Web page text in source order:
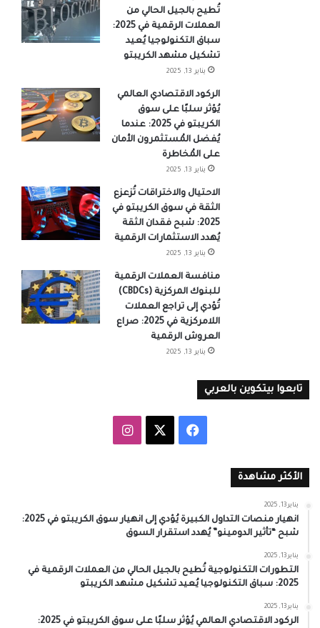
تُطيح بالجيل الحالي من
العملات الرقمية في 2025:
سباق التكنولوجيا يُعيد
تشكيل مشهد الكريبتو
يناير 13, 2025
الركود الاقتصادي العالمي
يُؤثر سلبًا على سوق
الكريبتو في 2025: عندما
يُفضل المُستثمرون الأمان
على المُخاطرة
يناير 13, 2025
الاحتيال والاختراقات تُزعزع
الثقة في سوق الكريبتو في
2025: شبح فقدان الثقة
يُهدد الاستثمارات الرقمية
يناير 13, 2025
منافسة العملات الرقمية
للبنوك المركزية (CBDCs)
تُؤدي إلى تراجع العملات
اللامركزية في 2025: صراع
العروش الرقمية
يناير 13, 2025
تابعوا بيتكوين بالعربي
فيسبوك انستقرام
الأكثر مشاهدة
يناير 13, 2025
انهيار منصات التداول الكبيرة يُؤدي إلى انهيار سوق الكريبتو في 2025:
شبح “تأثير الدومينو” يُهدد استقرار السوق
يناير 13, 2025
التطورات التكنولوجية تُطيح بالجيل الحالي من العملات الرقمية في
2025: سباق التكنولوجيا يُعيد تشكيل مشهد الكريبتو
يناير 13, 2025
الركود الاقتصادي العالمي يُؤثر سلبًا على سوق الكريبتو في 2025: